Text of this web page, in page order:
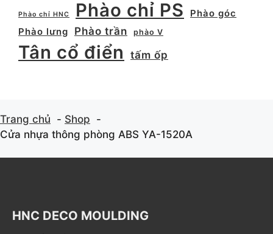
Phào chỉ HNC Phào chỉ PS
Phào góc
Phào lưng
Phào trần phào V
Tân cổ điển tấm ốp
Trang chủ
Shop
Cửa nhựa thông phòng ABS YA-1520A
HNC DECO MOULDING